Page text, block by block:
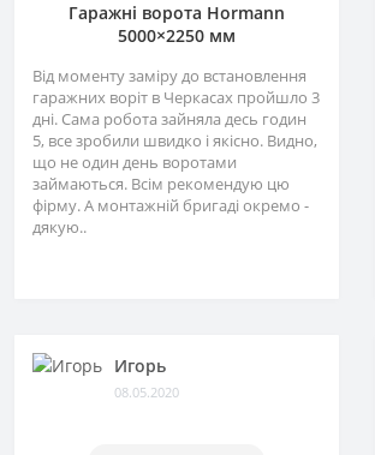
Гаражні ворота Hormann
5000×2250 мм
Від моменту заміру до встановлення
гаражних воріт в Черкасах пройшло 3
дні. Сама робота зайняла десь годин
5, все зробили швидко і якісно. Видно,
що не один день воротами
займаються. Всім рекомендую цю
фірму. А монтажній бригаді окремо -
дякую..
Игорь
08.05.2020